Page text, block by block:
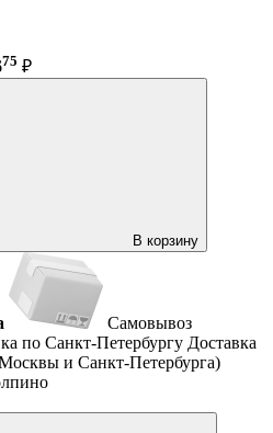
75 ₽
В корзину
Самовывоз
по Санкт-Петербургу Доставка
и Санкт-Петербурга)